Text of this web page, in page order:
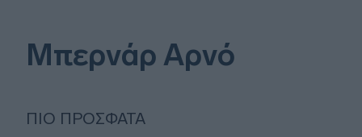
Μπερνάρ Αρνό
ΠΙΟ ΠΡΌΣΦΑΤΑ